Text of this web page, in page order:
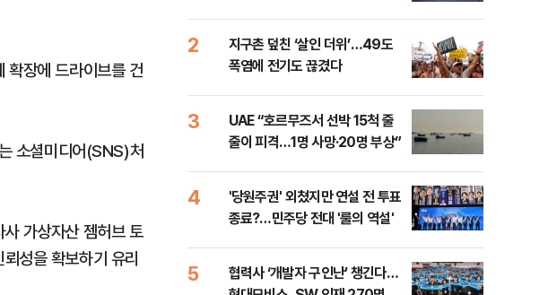
확장에 드라이브를 건
소셜미디어(SNS)처
가상자산 젬허브 토
성을 확보하기 유리
2
지구촌 덮친 ‘살인 더위’…49도
폭염에 전기도 끊겼다
3
UAE “호르무즈서 선박 15척 줄
줄이 피격…1명 사망·20명 부상”
4
'당원주권' 외쳤지만 연설 전 투표
종료?…민주당 전대 '룰의 역설'
5
협력사 ‘개발자 구인난’ 챙긴다…